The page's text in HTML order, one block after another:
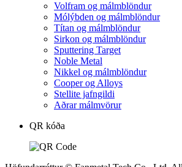
Volfram og málmblöndur
Mólýbden og málmblöndur
Títan og málmblöndur
Sirkon og málmblöndur
Sputtering Target
Noble Metal
Nikkel og málmblöndur
Cooper og Alloys
Stellite jafngildi
Aðrar málmvörur
QR kóða